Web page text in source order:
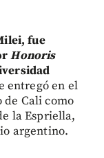
fue
Honoris
entregó en el
de Cali como
la Espriella,
argentino.